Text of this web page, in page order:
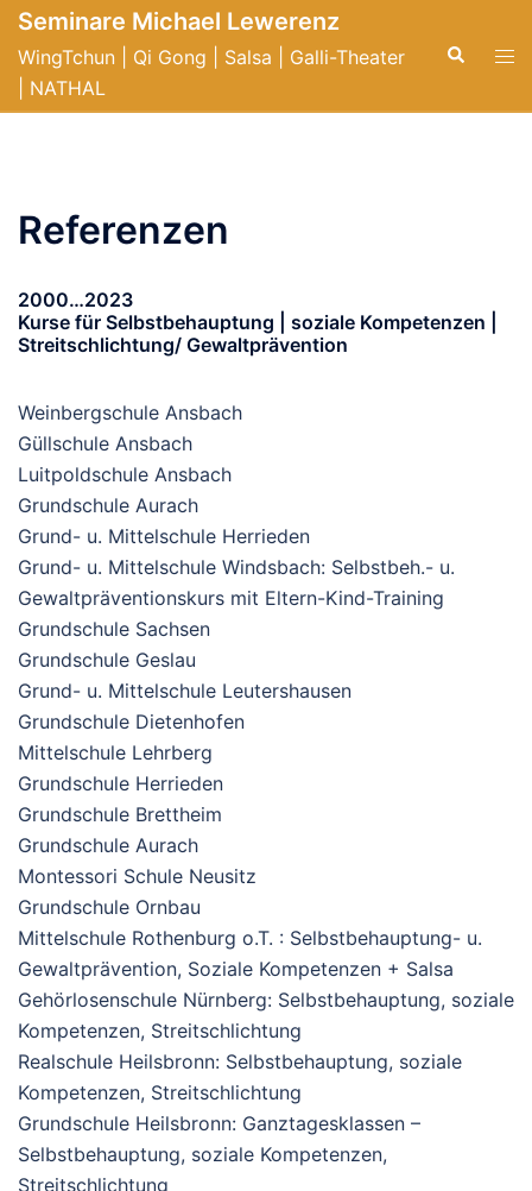
Seminare Michael Lewerenz
WingTchun | Qi Gong | Salsa | Galli-Theater
| NATHAL
Referenzen
2000…2023
Kurse für Selbstbehauptung | soziale Kompetenzen |
Streitschlichtung/ Gewaltprävention
Weinbergschule Ansbach
Güllschule Ansbach
Luitpoldschule Ansbach
Grundschule Aurach
Grund- u. Mittelschule Herrieden
Grund- u. Mittelschule Windsbach: Selbstbeh.- u.
Gewaltpräventionskurs mit Eltern-Kind-Training
Grundschule Sachsen
Grundschule Geslau
Grund- u. Mittelschule Leutershausen
Grundschule Dietenhofen
Mittelschule Lehrberg
Grundschule Herrieden
Grundschule Brettheim
Grundschule Aurach
Montessori Schule Neusitz
Grundschule Ornbau
Mittelschule Rothenburg o.T. : Selbstbehauptung- u.
Gewaltprävention, Soziale Kompetenzen + Salsa
Gehörlosenschule Nürnberg: Selbstbehauptung, soziale
Kompetenzen, Streitschlichtung
Realschule Heilsbronn: Selbstbehauptung, soziale
Kompetenzen, Streitschlichtung
Grundschule Heilsbronn: Ganztagesklassen –
Selbstbehauptung, soziale Kompetenzen,
Streitschlichtung